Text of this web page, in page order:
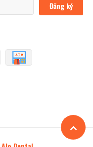
Đăng ký